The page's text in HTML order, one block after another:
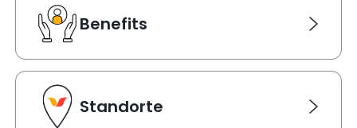
Benefits
Benefits
Link Karte für Benefits. Navigiert zu einer neuen
Standorte
Standorte
Link Karte für Standorte. Navigiert zu einer neuen